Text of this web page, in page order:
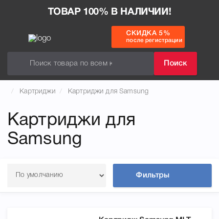
ТОВАР 100% В НАЛИЧИИ!
Поиск
СКИДКА 5%
после регистрации
Картриджи Картриджи для Samsung
Картриджи для
Samsung
Фильтры